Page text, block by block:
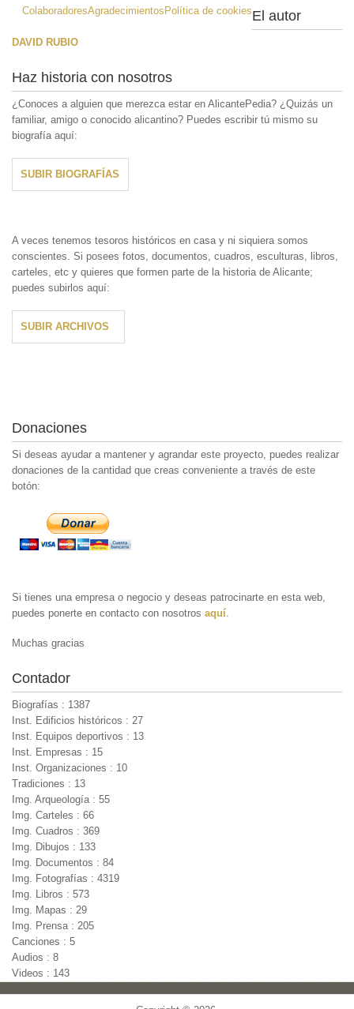
ColaboradoresAgradecimientos Política de cookiesEl autor
DAVID RUBIO
Haz historia con nosotros
¿Conoces a alguien que merezca estar en AlicantePedia? ¿Quizás un
familiar, amigo o conocido alicantino? Puedes escribir tú mismo su
biografía aquí:
SUBIR BIOGRAFÍAS
A veces tenemos tesoros históricos en casa y ni siquiera somos
conscientes. Si posees fotos, documentos, cuadros, esculturas, libros,
carteles, etc y quieres que formen parte de la historia de Alicante;
puedes subirlos aquí:
SUBIR ARCHIVOS
Donaciones
Si deseas ayudar a mantener y agrandar este proyecto, puedes realizar
donaciones de la cantidad que creas conveniente a través de este
botón:
Si tienes una empresa o negocio y deseas patrocinarte en esta web,
puedes ponerte en contacto con nosotros aquí
Muchas gracias
Contador
Biografías : 1387
Inst. Edificios históricos : 27
Inst. Equipos deportivos : 13
Inst. Empresas : 15
Inst. Organizaciones : 10
Tradiciones : 13
Img. Arqueología : 55
Img. Carteles : 66
Img. Cuadros : 369
Img. Dibujos : 133
Img. Documentos : 84
Img. Fotografías : 4319
Img. Libros : 573
Img. Mapas : 29
Img. Prensa : 205
Canciones : 5
Audios : 8
Videos : 143